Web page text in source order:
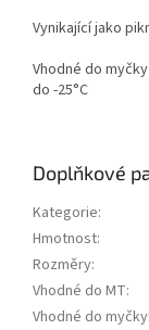
Vynikající jako
Vhodné do
do -25°C
Doplňkové
Kategorie:
Hmotnost:
Rozměry:
Vhodné do MT:
Vhodné do myčky